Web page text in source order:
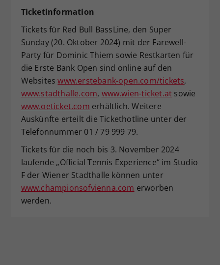
Ticketinformation
Tickets für Red Bull BassLine, den Super
Sunday (20. Oktober 2024) mit der Farewell-
Party für Dominic Thiem sowie Restkarten für
die Erste Bank Open sind online auf den
Websiteswww.erstebank-open.com/tickets,
www.stadthalle.com, www.wien-ticket.at sowie
www.oeticket.com erhältlich. Weitere
Auskünfte erteilt die Tickethotline unter der
Telefonnummer 01 / 79 999 79.
Tickets für die noch bis 3. November 2024
laufende „Official Tennis Experience“ im Studio
F der Wiener Stadthalle können unter
www.championsofvienna.com erworben
werden.